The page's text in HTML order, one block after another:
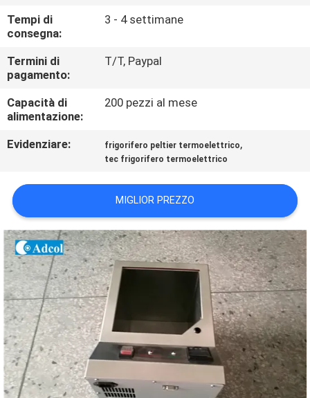
CONTATTO
STATI
UNITI
NOTIZIE
CASI
MAPPA
DEL
SITO
PRIVACY
POLICY
Tempi di
consegna:
3 - 4 settimane
Termini di
pagamento:
T/T, Paypal
Capacità di
alimentazione:
200 pezzi al mese
Evidenziare: frigorifero peltier termoelettrico,
tec frigorifero termoelettrico
MIGLIOR PREZZO